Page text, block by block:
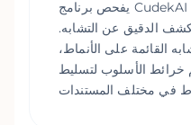
يفحص برنامج CudekAI فحص بنية الجملة، والنحو،
الدقيق عن التشابه.
القائمة على الأنماط،
خرائط الأسلوب لتسليط